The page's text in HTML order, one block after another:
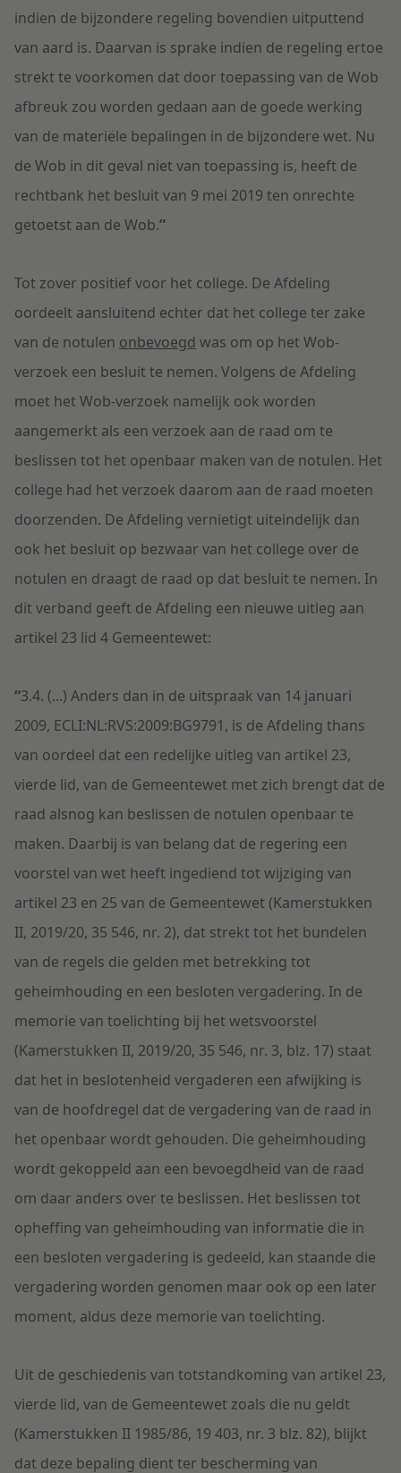
indien de bijzondere regeling bovendien uitputtend
van aard is. Daarvan is sprake indien de regeling ertoe
strekt te voorkomen dat door toepassing van de Wob
afbreuk zou worden gedaan aan de goede werking
van de materiële bepalingen in de bijzondere wet. Nu
de Wob in dit geval niet van toepassing is, heeft de
rechtbank het besluit van 9 mei 2019 ten onrechte
getoetst aan de Wob.”
Tot zover positief voor het college. De Afdeling
oordeelt aansluitend echter dat het college ter zake
van de notulen onbevoegd was om op het Wob-
verzoek een besluit te nemen. Volgens de Afdeling
moet het Wob-verzoek namelijk ook worden
aangemerkt als een verzoek aan de raad om te
beslissen tot het openbaar maken van de notulen. Het
college had het verzoek daarom aan de raad moeten
doorzenden. De Afdeling vernietigt uiteindelijk dan
ook het besluit op bezwaar van het college over de
notulen en draagt de raad op dat besluit te nemen. In
dit verband geeft de Afdeling een nieuwe uitleg aan
artikel 23 lid 4 Gemeentewet:
“3.4. (...) Anders dan in de uitspraak van 14 januari
2009, ECLI:NL:RVS:2009:BG9791, is de Afdeling thans
van oordeel dat een redelijke uitleg van artikel 23,
vierde lid, van de Gemeentewet met zich brengt dat de
raad alsnog kan beslissen de notulen openbaar te
maken. Daarbij is van belang dat de regering een
voorstel van wet heeft ingediend tot wijziging van
artikel 23 en 25 van de Gemeentewet (Kamerstukken
II, 2019/20, 35 546, nr. 2), dat strekt tot het bundelen
van de regels die gelden met betrekking tot
geheimhouding en een besloten vergadering. In de
memorie van toelichting bij het wetsvoorstel
(Kamerstukken II, 2019/20, 35 546, nr. 3, blz. 17) staat
dat het in beslotenheid vergaderen een afwijking is
van de hoofdregel dat de vergadering van de raad in
het openbaar wordt gehouden. Die geheimhouding
wordt gekoppeld aan een bevoegdheid van de raad
om daar anders over te beslissen. Het beslissen tot
opheffing van geheimhouding van informatie die in
een besloten vergadering is gedeeld, kan staande die
vergadering worden genomen maar ook op een later
moment, aldus deze memorie van toelichting.
Uit de geschiedenis van totstandkoming van artikel 23,
vierde lid, van de Gemeentewet zoals die nu geldt
(Kamerstukken II 1985/86, 19 403, nr. 3 blz. 82), blijkt
dat deze bepaling dient ter bescherming van